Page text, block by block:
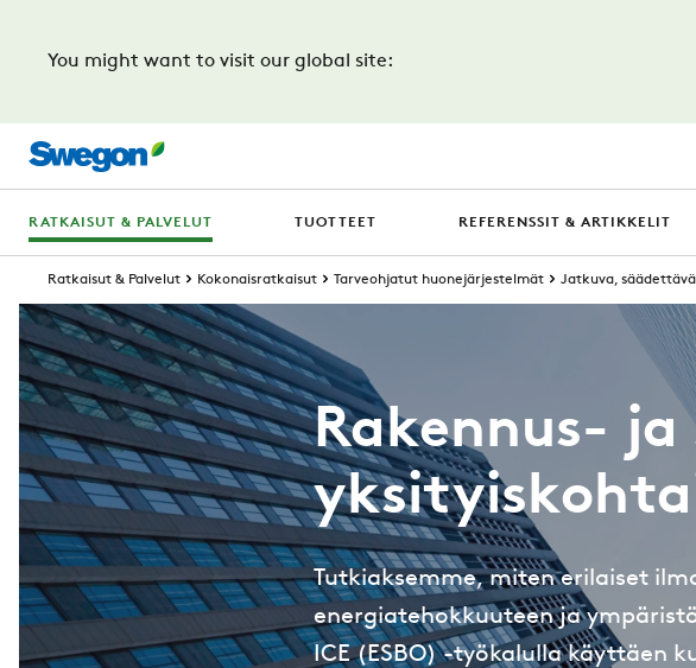
You might want to visit our global site:
RATKAISUT & PALVELUT TUOTTEET REFERENSSIT & ARTIKKELIT
Ratkaisut & Palvelut Kokonaisratkaisut Tarveohjatut huonejärjestelmät Jatkuva,
Rakennus-
Tutkiaksemme, miten erilaiset
energiatehokkuuteen ja
ICE (ESBO) -työkalulla käyttäen